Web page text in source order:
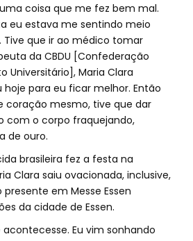
coisa que me fez bem mal.
eu estava me sentindo meio
Tive que ir ao médico tomar
da CBDU [Confederação
Universitário], Maria Clara
hoje para eu ficar melhor. Então
coração mesmo, tive que dar
com o corpo fraquejando,
de ouro.
brasileira fez a festa na
Clara saiu ovacionada, inclusive,
em Messe Essen
da cidade de Essen.
Eu vim sonhando